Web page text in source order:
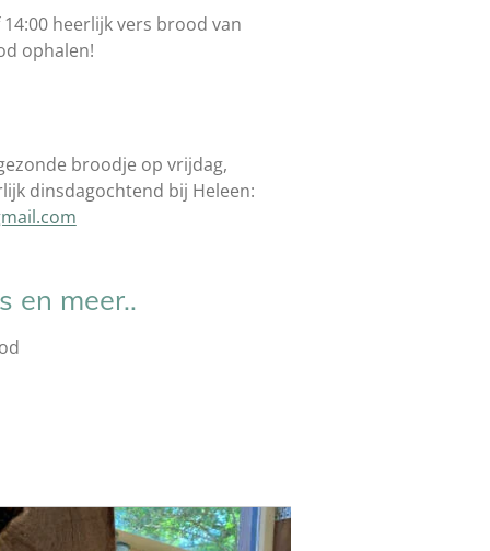
heerlijk vers brood van
ophalen!
broodje op vrijdag,
dinsdagochtend bij Heleen:
en meer..